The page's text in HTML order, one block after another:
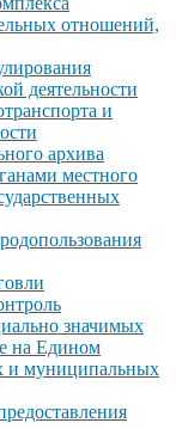
отношений,
деятельности
и
архива
местного
значимых
на Едином
и муниципальных